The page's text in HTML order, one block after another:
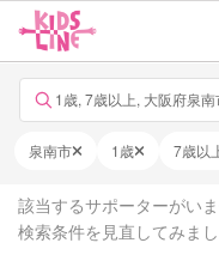
1歳, 7歳以上, 大阪府泉
泉南市 1歳 7歳以
該当するサポーターがいま
検索条件を見直してみまし